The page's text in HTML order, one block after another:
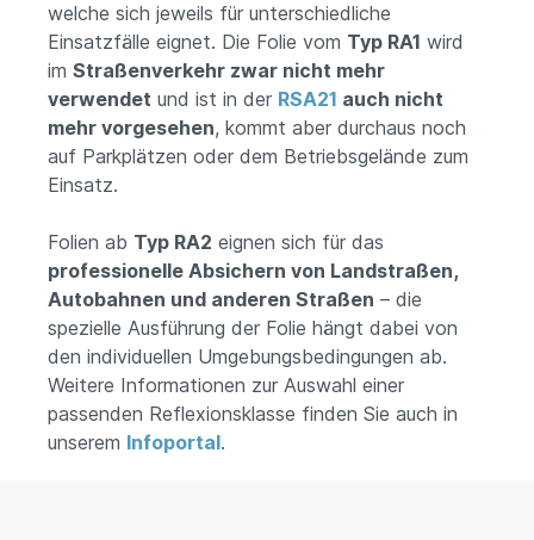
welche sich jeweils für unterschiedliche
Einsatzfälle eignet. Die Folie vom Typ RA1 wird
im Straßenverkehr zwar nicht mehr
verwendet und ist in der RSA21 auch nicht
mehr vorgesehen, kommt aber durchaus noch
auf Parkplätzen oder dem Betriebsgelände zum
Einsatz.
Folien ab Typ RA2 eignen sich für das
professionelle Absichern von Landstraßen,
Autobahnen und anderen Straßen – die
spezielle Ausführung der Folie hängt dabei von
den individuellen Umgebungsbedingungen ab.
Weitere Informationen zur Auswahl einer
passenden Reflexionsklasse finden Sie auch in
unserem Infoportal.